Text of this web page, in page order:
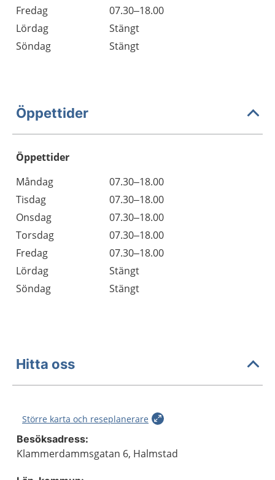
Fredag
07.30–18.00
Lördag
Stängt
Söndag
Stängt
Öppettider
Öppettider
Dag
Öppettider
Kommentarer
Måndag
07.30–18.00
Tisdag
07.30–18.00
Onsdag
07.30–18.00
Torsdag
07.30–18.00
Fredag
07.30–18.00
Lördag
Stängt
Söndag
Stängt
Hitta oss
Större karta och reseplanerare
Besöksadress:
Klammerdammsgatan 6, Halmstad